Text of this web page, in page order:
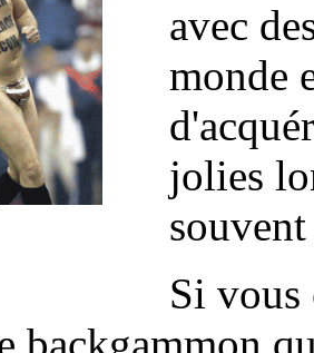
avec
monde
jolies
Si vous
backgammon